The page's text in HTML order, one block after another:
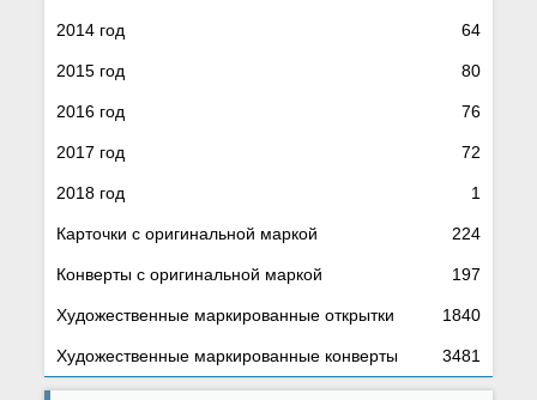
2014 год 64
2015 год 80
2016 год 76
2017 год 72
2018 год 1
Карточки с оригинальной маркой 224
Конверты с оригинальной маркой 197
Художественные маркированные открытки 1840
Художественные маркированные конверты 3481